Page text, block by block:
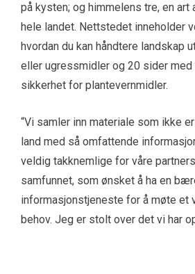
på kysten; og himmelens tre, en art
hele landet. Nettstedet inneholder
hvordan du kan håndtere landskap
eller ugressmidler og 20 sider
sikkerhet for plantevernmidler.
“Vi samler inn materiale som ikke
land med så omfattende
veldig takknemlige for våre
samfunnet, som ønsket å ha en
informasjonstjeneste for å møte et
behov. Jeg er stolt over det vi har